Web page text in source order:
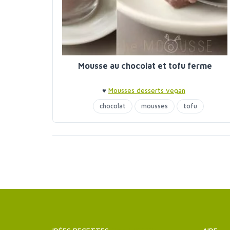
Mousse au chocolat et tofu ferme
♥ Mousses desserts vegan
chocolat
mousses tofu